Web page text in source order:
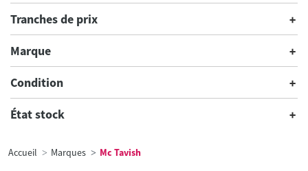
Tranches de prix
Marque
Condition
État stock
Accueil Marques Mc Tavish